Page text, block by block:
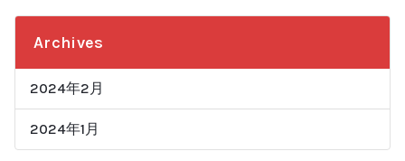
Archives
2024年2月
2024年1月